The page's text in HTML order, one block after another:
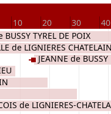
10 20 30 40
TYREL DE POIX
de LIGNIERES CHATELAIN
de LIGNIERES-
JEANNE de BUSSY